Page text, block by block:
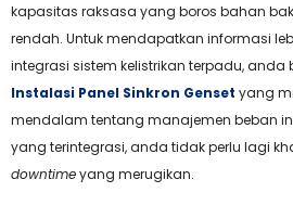
kapasitas raksasa yang boros bahan
rendah. Untuk mendapatkan informasi
integrasi sistem kelistrikan terpadu,
Instalasi Panel Sinkron Genset yang
mendalam tentang manajemen beban
yang terintegrasi, anda tidak perlu lagi
downtimeyang merugikan.